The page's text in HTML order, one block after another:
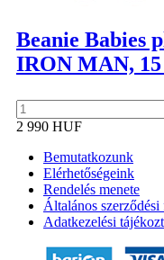
Beanie Babies
IRON MAN, 15
2 990 HUF
Bemutatkozunk
Elérhetőségeink
Rendelés menete
Általános szerződési
Adatkezelési